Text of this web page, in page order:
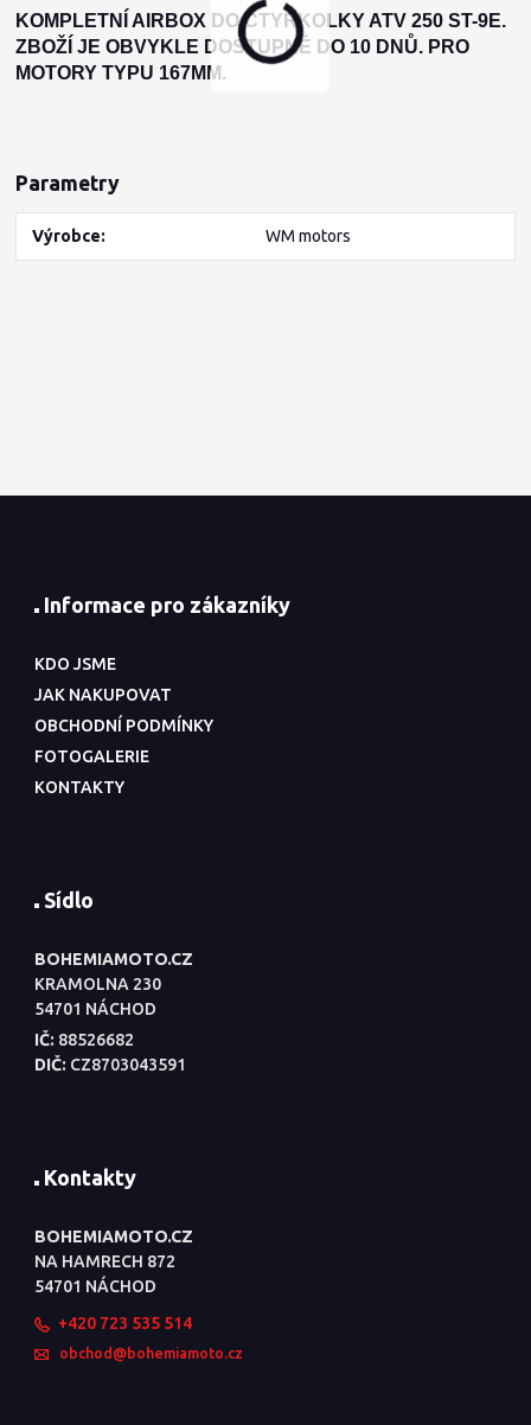
KOMPLETNÍ AIRBOX DO ČTYŘKOLKY ATV 250 ST-9E.
ZBOŽÍ JE OBVYKLE DOSTUPNÉ DO 10 DNŮ. PRO
MOTORY TYPU 167MM.
Parametry
Výrobce WM motors
Informace pro zákazníky
KDO JSME
JAK NAKUPOVAT
OBCHODNÍ PODMÍNKY
FOTOGALERIE
KONTAKTY
Sídlo
BOHEMIAMOTO.CZ
KRAMOLNA 230
54701 NÁCHOD
IČ: 88526682
DIČ: CZ8703043591
Kontakty
BOHEMIAMOTO.CZ
NA HAMRECH 872
54701 NÁCHOD
+420 723 535 514
obchod@bohemiamoto.cz